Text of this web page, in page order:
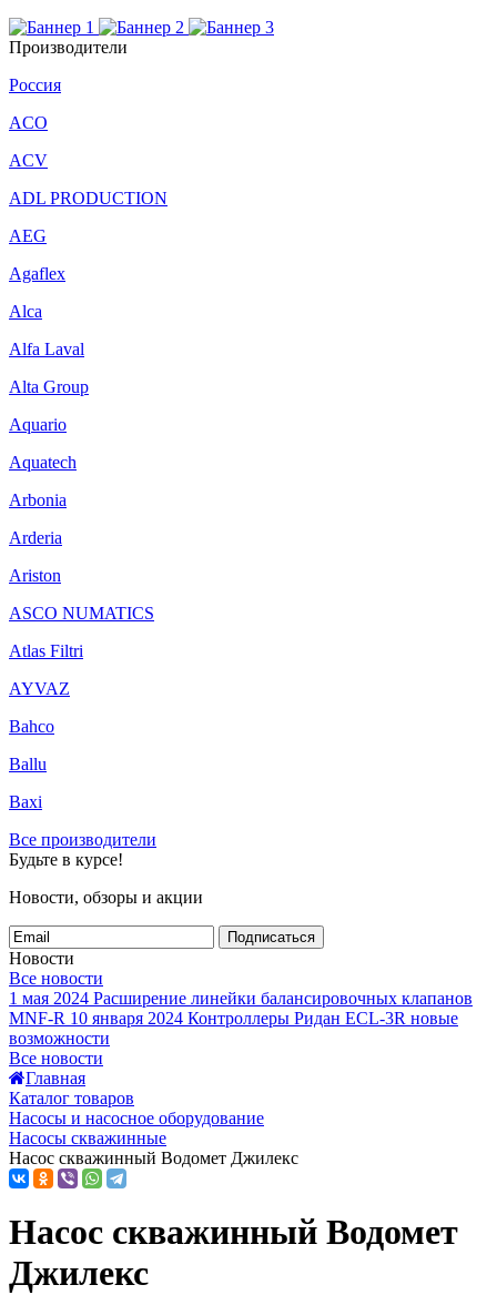
Производители
Россия
ACO
ACV
ADL PRODUCTION
AEG
Agaflex
Alca
Alfa Laval
Alta Group
Aquario
Aquatech
Arbonia
Arderia
Ariston
ASCO NUMATICS
Atlas Filtri
AYVAZ
Bahco
Ballu
Baxi
Все производители
Будьте в курсе!
Новости, обзоры и акции
Подписаться
Новости
Все новости
1 мая 2024 Расширение линейки балансировочных клапанов
MNF-R 10 января 2024 Контроллеры Ридан ECL-3R новые
возможности
Все новости
Главная
Каталог товаров
Насосы и насосное оборудование
Насосы скважинные
Насос скважинный Водомет Джилекс
Насос скважинный Водомет
Джилекс